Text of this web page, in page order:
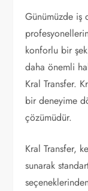
Günümüzde iş
konforlu bir
daha önemli
Kral Transfer.
bir deneyime
çözümüdür.
Kral Transfer,
sunarak